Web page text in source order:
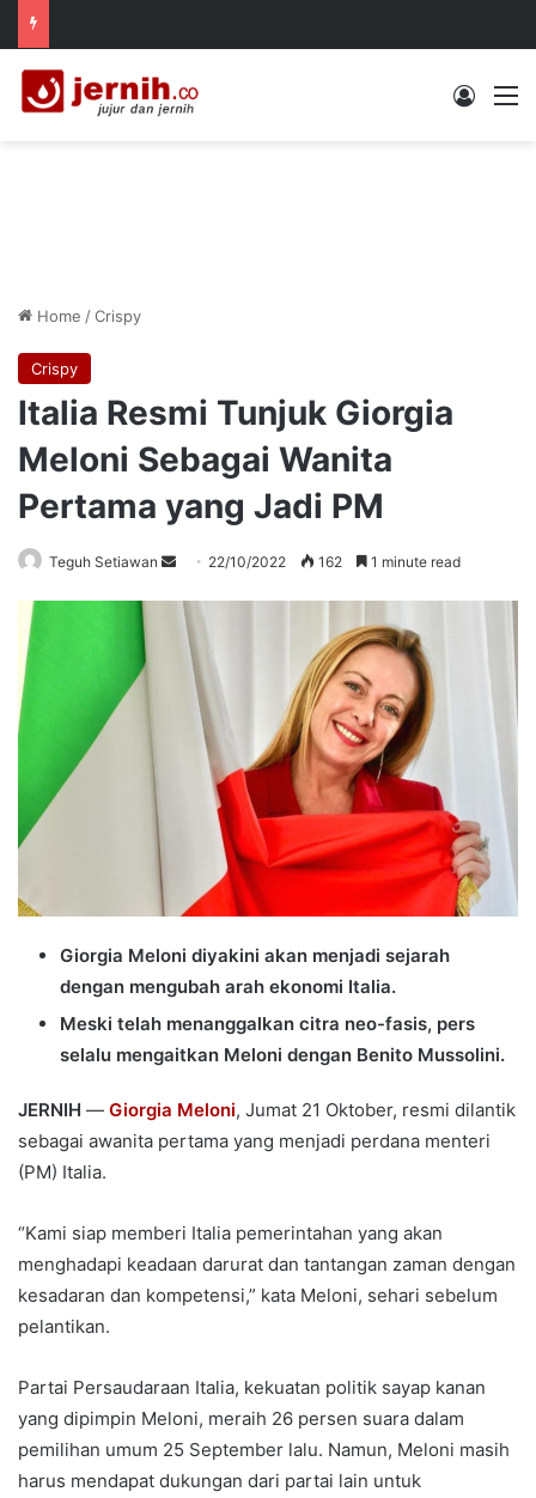
Log In
Home /Crispy
Crispy
Italia Resmi Tunjuk Giorgia
Meloni Sebagai Wanita
Pertama yang Jadi PM
Teguh Setiawan
Send
email
22/10/2022 162 1 minute read
Giorgia Meloni diyakini akan menjadi sejarah
dengan mengubah arah ekonomi Italia.
Meski telah menanggalkan citra neo-fasis, pers
selalu mengaitkan Meloni dengan Benito Mussolini.
JERNIH — Giorgia Meloni, Jumat 21 Oktober, resmi dilantik
sebagai awanita pertama yang menjadi perdana menteri
(PM) Italia.
“Kami siap memberi Italia pemerintahan yang akan
menghadapi keadaan darurat dan tantangan zaman dengan
kesadaran dan kompetensi,” kata Meloni, sehari sebelum
pelantikan.
Partai Persaudaraan Italia, kekuatan politik sayap kanan
yang dipimpin Meloni, meraih 26 persen suara dalam
pemilihan umum 25 September lalu. Namun, Meloni masih
harus mendapat dukungan dari partai lain untuk